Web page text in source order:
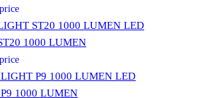
LED
1000 LUMEN
LED
1000 LUMEN